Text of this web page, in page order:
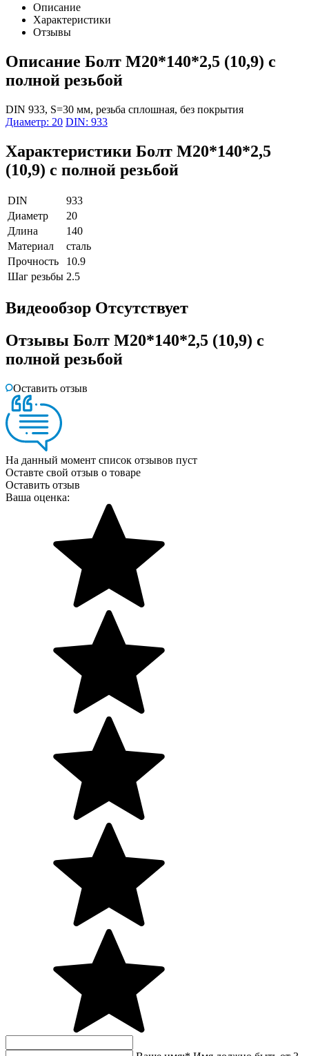
Описание
Характеристики
Отзывы
Описание Болт М20*140*2,5 (10,9) с
полной резьбой
DIN 933, S=30 мм, резьба сплошная, без покрытия
Диаметр: 20 DIN: 933
Характеристики Болт М20*140*2,5
(10,9) с полной резьбой
DIN
933
Диаметр
20
Длина
140
Материал
сталь
Прочность
10.9
Шаг резьбы 2.5
Видеообзор Отсутствует
Отзывы Болт М20*140*2,5 (10,9) с
полной резьбой
Оставить отзыв
На данный момент список отзывов пуст
Оставте свой отзыв о товаре
Оставить отзыв
Ваша оценка: